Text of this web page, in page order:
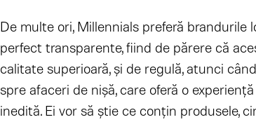
De multe ori, Millennials preferă brandurile
perfect transparente, fiind de părere că
calitate superioară, şi de regulă, atunci
spre afaceri de nişă, care oferă o
inedită. Ei vor să ştie ce conţin produsele,